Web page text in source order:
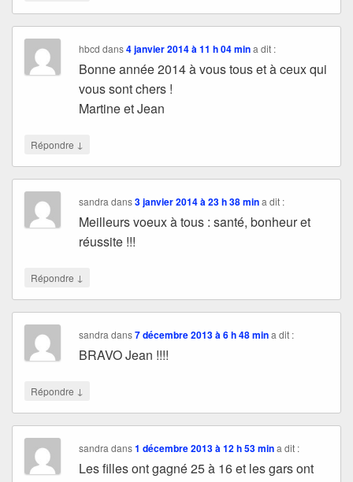
hbcd dans4 janvier 2014 à 11 h 04 min a dit :
Bonne année 2014 à vous tous et à ceux qui
vous sont chers !
Martine et Jean
Répondre ↓
sandra dans3 janvier 2014 à 23 h 38 min a dit :
Meilleurs voeux à tous : santé, bonheur et
réussite !!!
Répondre ↓
sandra dans7 décembre 2013 à 6 h 48 min a dit :
BRAVO Jean !!!!
Répondre ↓
sandra dans1 décembre 2013 à 12 h 53 min a dit :
Les filles ont gagné 25 à 16 et les gars ont